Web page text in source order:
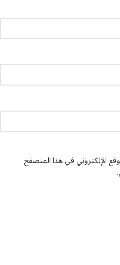
الإلكتروني في هذا المتصفح